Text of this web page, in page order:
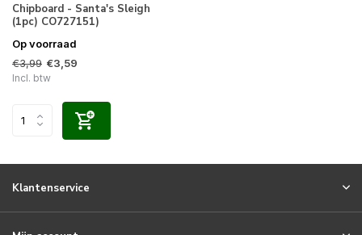
Chipboard - Santa's Sleigh
(1pc) CO727151)
Op voorraad
€3,99 €3,59
Incl. btw
Klantenservice